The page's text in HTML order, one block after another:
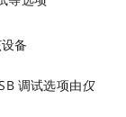
备
调试选项由仅